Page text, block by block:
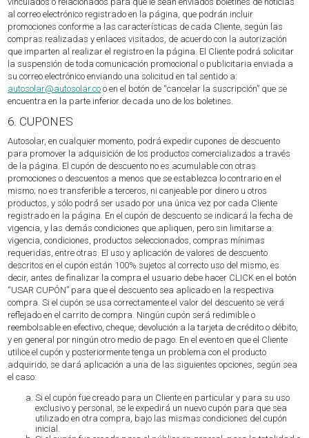
al correo electrónico registrado en la página, que podrán incluir
promociones conforme a las características de cada Cliente, según las
compras realizadas y enlaces visitados, de acuerdo con la autorización
que imparten al realizar el registro en la página. El Cliente podrá solicitar
la suspensión de toda comunicación promocional o publicitaria enviada a
su correo electrónico enviando una solicitud en tal sentido a:
autosolar@autosolar.co o en el botón de “cancelar la suscripción” que se
encuentra en la parte inferior de cada uno de los boletines.
6. CUPONES
Autosolar, en cualquier momento, podrá expedir cupones de descuento
para promover la adquisición de los productos comercializados a través
de la página. El cupón de descuento no es acumulable con otras
promociones o descuentos a menos que se establezca lo contrario en el
mismo; no es transferible a terceros, ni canjeable por dinero u otros
productos, y sólo podrá ser usado por una única vez por cada Cliente
registrado en la página. En el cupón de descuento se indicará la fecha de
vigencia, y las demás condiciones que apliquen, pero sin limitarse a:
vigencia, condiciones, productos seleccionados, compras mínimas
requeridas, entre otras. El uso y aplicación de valores de descuento
descritos en el cupón están 100% sujetos al correcto uso del mismo, es
decir, antes de finalizar la compra el usuario debe hacer CLICK en el botón
“USAR CUPÓN” para que el descuento sea aplicado en la respectiva
compra. Si el cupón se usa correctamente el valor del descuento se verá
reflejado en el carrito de compra. Ningún cupón será redimible o
reembolsable en efectivo, cheque, devolución a la tarjeta de crédito o débito,
y en general por ningún otro medio de pago. En el evento en que el Cliente
utilice el cupón y posteriormente tenga un problema con el producto
adquirido, se dará aplicación a una de las siguientes opciones, según sea
el caso:
Si el cupón fue creado para un Cliente en particular y para su uso
exclusivo y personal, se le expedirá un nuevo cupón para que sea
utilizado en otra compra, bajo las mismas condiciones del cupón
inicial.